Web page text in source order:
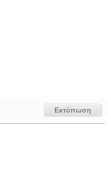
Εκτύπωση